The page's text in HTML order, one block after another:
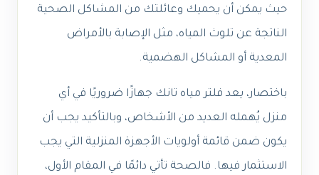
حيث يمكن أن يحميك وعائلتك من المشاكل الصحية
الناتجة عن تلوث المياه، مثل الإصابة بالأمراض
المعدية أو المشاكل الهضمية.
باختصار، يعد فلتر مياه تانك جهازًا ضروريًا في أي
منزل يُهمله العديد من الأشخاص، وبالتأكيد يجب أن
يكون ضمن قائمة أولويات الأجهزة المنزلية التي يجب
الاستثمار فيها. فالصحة تأتي دائمًا في المقام الأول،